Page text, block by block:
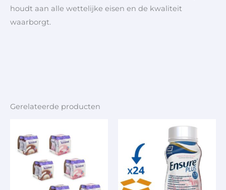
houdt aan alle wettelijke eisen en de kwaliteit
waarborgt.
Gerelateerde producten